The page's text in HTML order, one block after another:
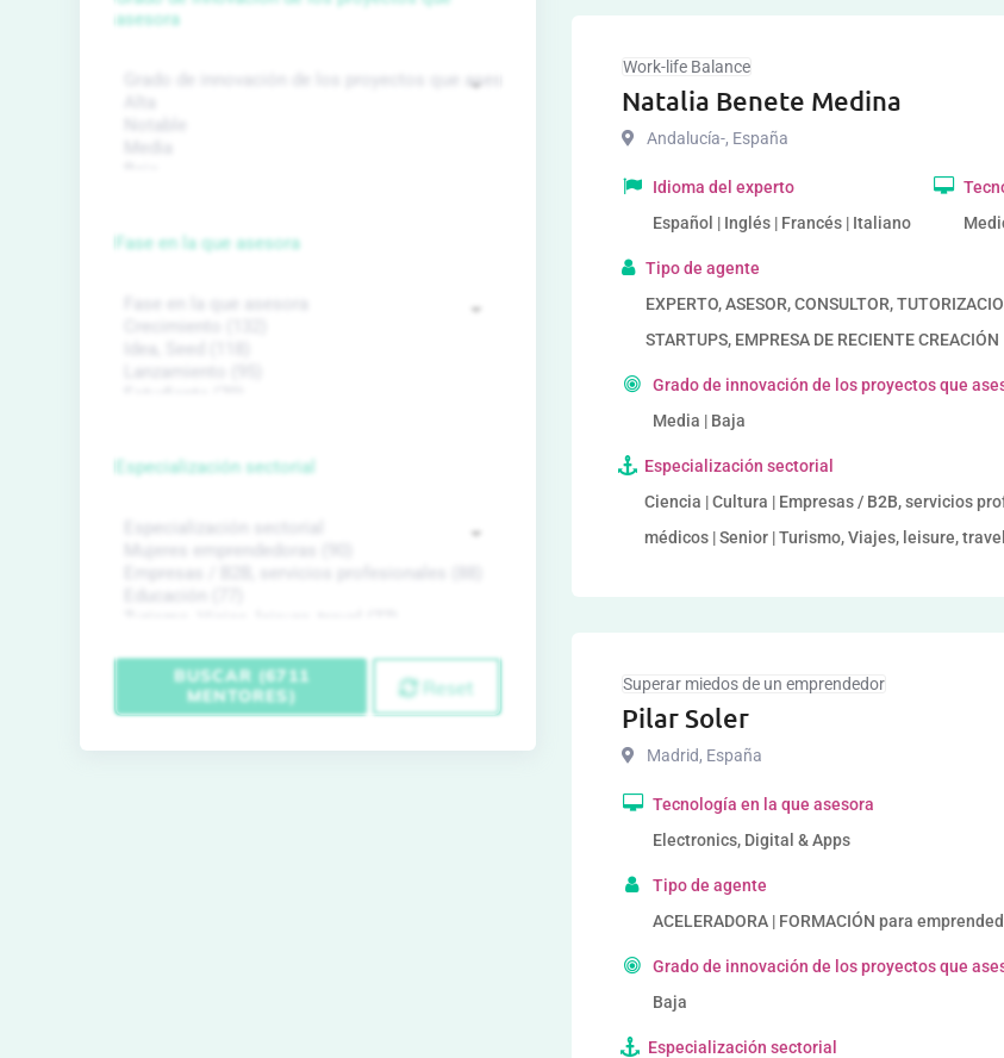
Work-life Balance
Natalia Benete Medina
Andalucía-, España
Idioma del experto
Español | Inglés | Francés | Italiano
Tipo de agente
EXPERTO, ASESOR, CONSULTOR,
STARTUPS, EMPRESA DE RECIENTE CREACIÓN
Grado de innovación de los proyectos que
Media | Baja
Especialización sectorial
Ciencia | Cultura | Empresas / B2B, servicios
médicos | Senior | Turismo, Viajes, leisure, travel
Superar miedos de un emprendedor
Pilar Soler
Madrid, España
Tecnología en la que asesora
Electronics, Digital & Apps
Tipo de agente
ACELERADORA | FORMACIÓN para
Grado de innovación de los proyectos que
Baja
Especialización sectorial
asesora
Fase en la que asesora
Especialización sectorial
BUSCAR (6711
MENTORES)
Reset